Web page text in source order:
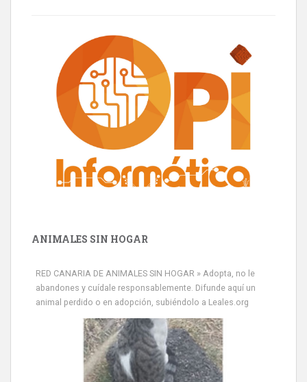
ANIMALES SIN HOGAR
RED CANARIA DE ANIMALES SIN HOGAR » Adopta, no le
abandones y cuídale responsablemente. Difunde aquí un
animal perdido o en adopción, subiéndolo a Leales.org